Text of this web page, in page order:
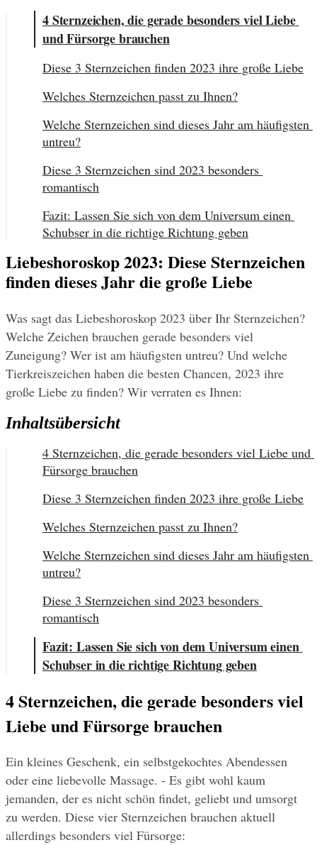
4 Sternzeichen, die gerade besonders viel Liebe
und Fürsorge brauchen
Diese 3 Sternzeichen finden 2023 ihre große Liebe
Welches Sternzeichen passt zu Ihnen?
Welche Sternzeichen sind dieses Jahr am häufigsten
untreu?
Diese 3 Sternzeichen sind 2023 besonders
romantisch
Fazit: Lassen Sie sich von dem Universum einen
Schubser in die richtige Richtung geben
Liebeshoroskop 2023: Diese Sternzeichen
finden dieses Jahr die große Liebe
Was sagt das Liebeshoroskop 2023 über Ihr Sternzeichen?
Welche Zeichen brauchen gerade besonders viel
Zuneigung? Wer ist am häufigsten untreu? Und welche
Tierkreiszeichen haben die besten Chancen, 2023 ihre
große Liebe zu finden? Wir verraten es Ihnen:
Inhaltsübersicht
4 Sternzeichen, die gerade besonders viel Liebe und
Fürsorge brauchen
Diese 3 Sternzeichen finden 2023 ihre große Liebe
Welches Sternzeichen passt zu Ihnen?
Welche Sternzeichen sind dieses Jahr am häufigsten
untreu?
Diese 3 Sternzeichen sind 2023 besonders
romantisch
Fazit: Lassen Sie sich von dem Universum einen
Schubser in die richtige Richtung geben
4 Sternzeichen, die gerade besonders viel
Liebe und Fürsorge brauchen
Ein kleines Geschenk, ein selbstgekochtes Abendessen
oder eine liebevolle Massage. - Es gibt wohl kaum
jemanden, der es nicht schön findet, geliebt und umsorgt
zu werden. Diese vier Sternzeichen brauchen aktuell
allerdings besonders viel Fürsorge: